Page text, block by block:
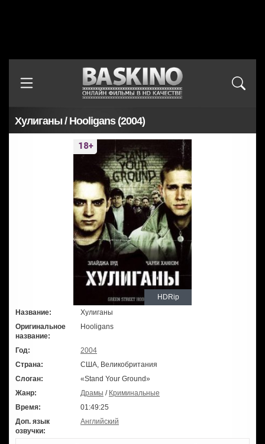
Хулиганы / Hooligans (2004)
HDRip
Название:
Хулиганы
Оригинальное
название:
Hooligans
Год:
2004
Страна:
США, Великобритания
Слоган:
«Stand Your Ground»
Жанр:
Драмы / Криминальные
Время:
01:49:25
Доп. язык
озвучки:
Английский